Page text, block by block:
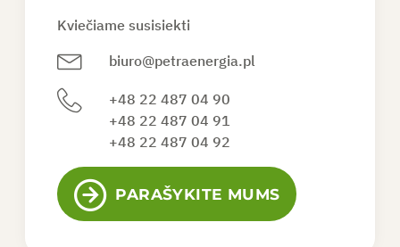
Kviečiame susisiekti
biuro@petraenergia.pl
+48 22 487 04 90
+48 22 487 04 91
+48 22 487 04 92
PARAŠYKITE MUMS